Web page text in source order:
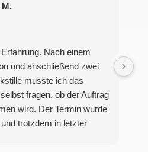
Nach einem
und anschließend zwei
musste ich das
fragen, ob der Auftrag
wird. Der Termin wurde
trotzdem in letzter